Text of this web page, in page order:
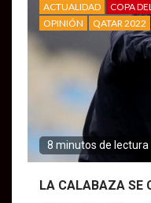
ACTUALIDAD COPA
OPINIÓN
QATAR 2022
8 minutos de lectura
LA CALABAZA SE